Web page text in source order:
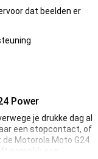
dat beelden er
Power
je drukke dag al
een stopcontact, of
Motorola Moto G24
namelijk een